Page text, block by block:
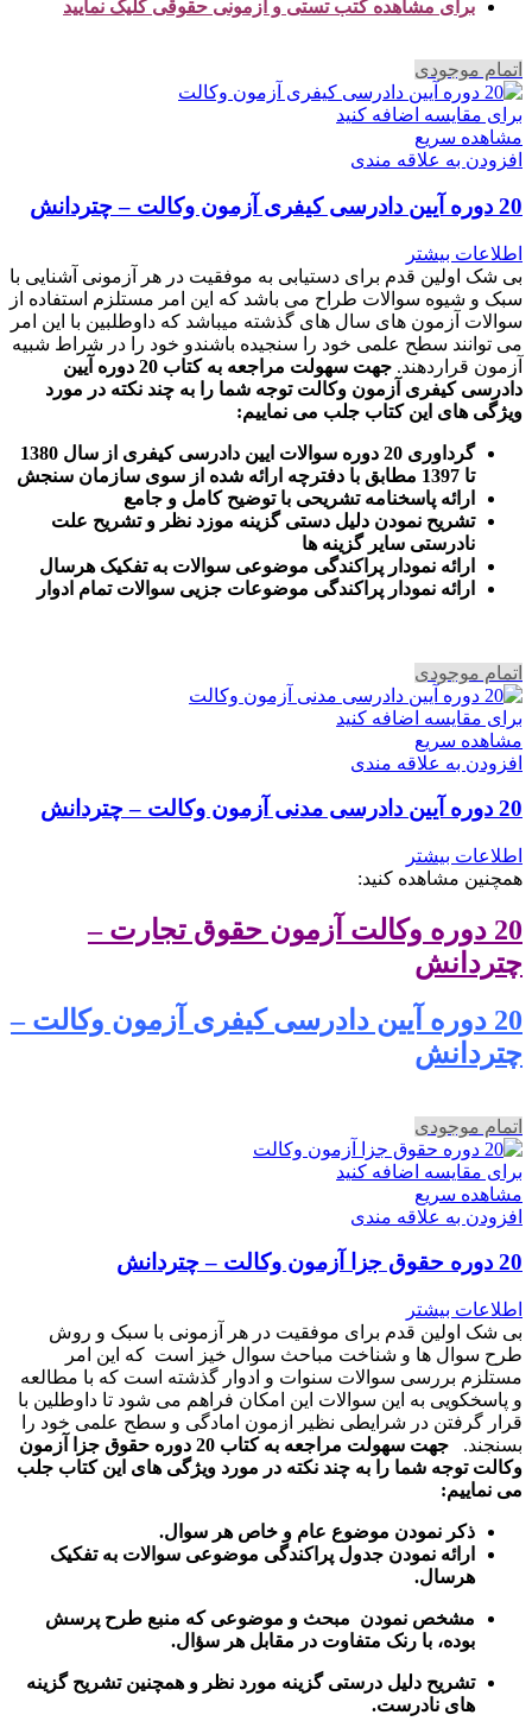
برای مشاهده کتب تستی و آزمونی حقوقی کلیک نمایید
اتمام موجودی
برای مقایسه اضافه کنید
مشاهده سریع
افزودن به علاقه مندی
20 دوره آیین دادرسی کیفری آزمون وکالت – چتردانش
اطلاعات بیشتر
بی شک اولین قدم برای دستیابی به موفقیت در هر آزمونی آشنایی با
سبک و شیوه سوالات طراح می باشد که این امر مستلزم استفاده از
سوالات آزمون های سال های گذشته میباشد که داوطلبین با این امر
می توانند سطح علمی خود را سنجیده باشندو خود را در شراط شبیه
آزمون قراردهند.
جهت سهولت مراجعه به کتاب 20 دوره آیین
دادرسی کیفری آزمون وکالت توجه شما را به چند نکته در مورد
ویژگی های این کتاب جلب می نماییم:
گرداوری 20 دوره سوالات ایین دادرسی کیفری از سال 1380
تا 1397 مطابق با دفترچه ارائه شده از سوی سازمان سنجش
ارائه پاسخنامه تشریحی با توضیح کامل و جامع
تشریح نمودن دلیل دستی گزینه موزد نظر و تشریح علت
نادرستی سایر گزینه ها
ارائه نمودار پراکندگی موضوعی سوالات به تفکیک هرسال
رائه نمودار پراکندگی موضوعات جزیی سوالات تمام ادوار
اتمام موجودی
برای مقایسه اضافه کنید
مشاهده سریع
افزودن به علاقه مندی
20 دوره آیین دادرسی مدنی آزمون وکالت – چتردانش
اطلاعات بیشتر
همچنین مشاهده کنید:
20 دوره وکالت آزمون حقوق تجارت –
چتردانش
20 دوره آیین دادرسی کیفری آزمون وکالت –
چتردانش
اتمام موجودی
برای مقایسه اضافه کنید
مشاهده سریع
افزودن به علاقه مندی
20 دوره حقوق جزا آزمون وکالت – چتردانش
اطلاعات بیشتر
بی شک اولین قدم برای موفقیت در هر آزمونی با سبک و روش
طرح سوال ها و شناخت مباحث سوال خیز است که این امر
مستلزم بررسی سوالات سنوات و ادوار گذشته است که با مطالعه
و پاسخکویی به این سوالات این امکان فراهم می شود تا داوطلین با
قرار گرفتن در شرایطی نظیر ازمون امادگی و سطح علمی خود را
بسنجند.
جهت سهولت مراجعه به کتاب 20 دوره حقوق جزا آزمون
وکالت توجه شما را به چند نکته در مورد ویژگی های این کتاب جلب
می نماییم:
ذکر نمودن موضوع عام و خاص هر سوال.
ارائه نمودن جدول پراکندگی موضوعی سوالات به تفکیک
هرسال.
مشخص نمودن مبحث و موضوعی که منبع طرح پرسش
بوده، با رنک متفاوت در مقابل هر سؤال.
تشریح دلیل درستی گزینه مورد نظر و همچنین تشریح گزینه
های نادرست.